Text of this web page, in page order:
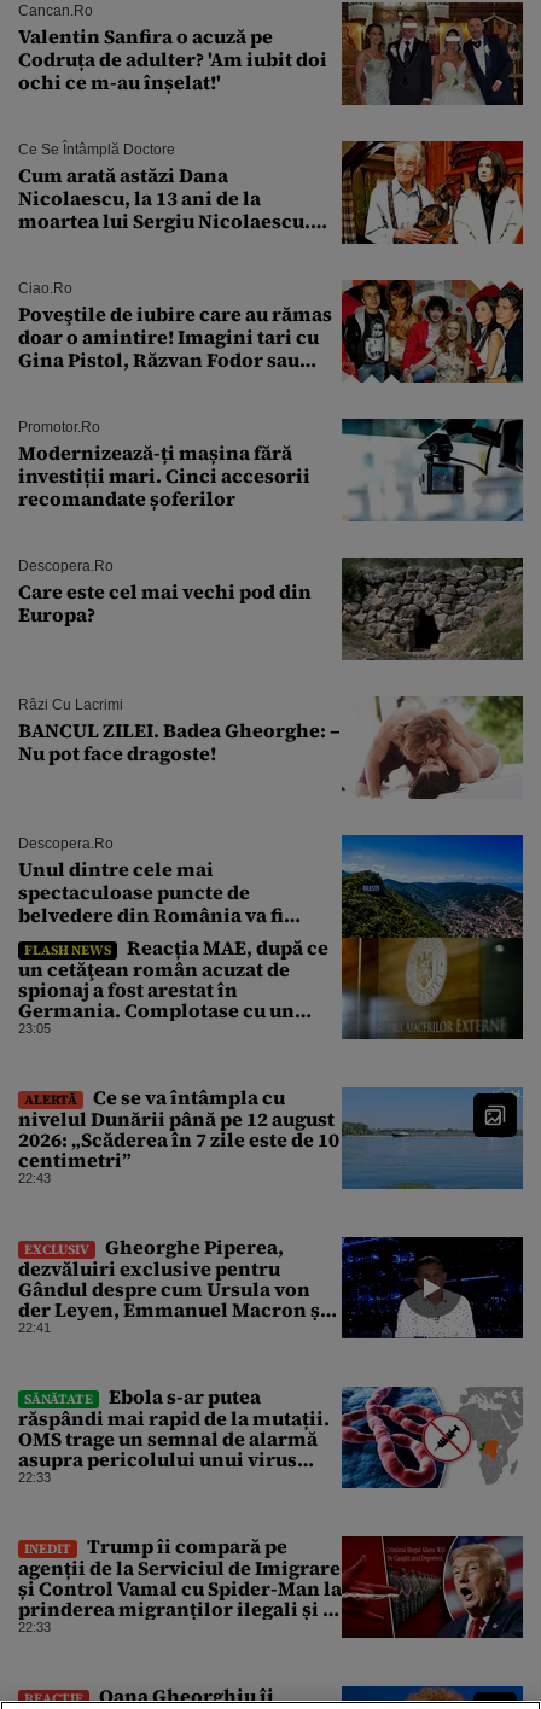
Cancan.ro
Valentin Sanfira o acuză pe
Codruța de adulter? 'Am iubit doi
ochi ce m-au înșelat!'
Ce Se Întâmplă Doctore
Cum arată astăzi Dana
Nicolaescu, la 13 ani de la
moartea lui Sergiu Nicolaescu.
Ciao.ro
Poveştile de iubire care au rămas
doar o amintire! Imagini tari cu
Gina Pistol, Răzvan Fodor sau
Promotor.ro
Modernizează-ți mașina fără
investiții mari. Cinci accesorii
recomandate șoferilor
Descopera.ro
Care este cel mai vechi pod din
Europa?
Râzi Cu Lacrimi
BANCUL ZILEI. Badea Gheorghe: –
Nu pot face dragoste!
Descopera.ro
Unul dintre cele mai
spectaculoase puncte de
belvedere din România va fi
restaurat
FLASH NEWS
Reacția MAE, după ce
un cetăţean român acuzat de
spionaj a fost arestat în
Germania. Complotase cu un
ucrainean ca să asasineze un
23:05
ALERTĂ
Ce se va întâmpla cu
nivelul Dunării până pe 12 august
2026: „Scăderea în 7 zile este de 10
centimetri”
22:43
EXCLUSIV
Gheorghe Piperea,
dezvăluiri exclusive pentru
Gândul despre cum Ursula von
der Leyen, Emmanuel Macron și
Zelenski plănuiesc pe Signal să îl
22:41
SĂNĂTATE
Ebola s-ar putea
răspândi mai rapid de la mutații.
OMS trage un semnal de alarmă
asupra pericolului unui virus
pentru care nu există vaccin
22:33
INEDIT
Trump îi compară pe
agenții de la Serviciul de Imigrare
și Control Vamal cu Spider-Man la
prinderea migranților ilegali și a
infractorilor
22:33
REACȚIE
Oana Gheorghiu îi